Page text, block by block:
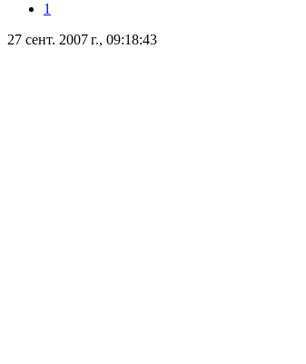
1
27 сент. 2007 г., 09:18:43